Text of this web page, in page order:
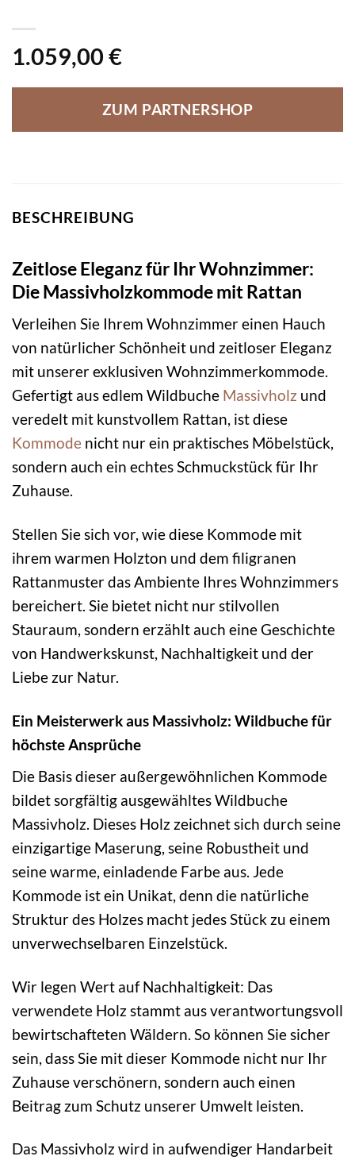
1.059,00 €
ZUM PARTNERSHOP
BESCHREIBUNG
Zeitlose Eleganz für Ihr Wohnzimmer:
Die Massivholzkommode mit Rattan
Verleihen Sie Ihrem Wohnzimmer einen Hauch
von natürlicher Schönheit und zeitloser Eleganz
mit unserer exklusiven Wohnzimmerkommode.
Gefertigt aus edlem Wildbuche Massivholz und
veredelt mit kunstvollem Rattan, ist diese
Kommode nicht nur ein praktisches Möbelstück,
sondern auch ein echtes Schmuckstück für Ihr
Zuhause.
Stellen Sie sich vor, wie diese Kommode mit
ihrem warmen Holzton und dem filigranen
Rattanmuster das Ambiente Ihres Wohnzimmers
bereichert. Sie bietet nicht nur stilvollen
Stauraum, sondern erzählt auch eine Geschichte
von Handwerkskunst, Nachhaltigkeit und der
Liebe zur Natur.
Ein Meisterwerk aus Massivholz: Wildbuche für
höchste Ansprüche
Die Basis dieser außergewöhnlichen Kommode
bildet sorgfältig ausgewähltes Wildbuche
Massivholz. Dieses Holz zeichnet sich durch seine
einzigartige Maserung, seine Robustheit und
seine warme, einladende Farbe aus. Jede
Kommode ist ein Unikat, denn die natürliche
Struktur des Holzes macht jedes Stück zu einem
unverwechselbaren Einzelstück.
Wir legen Wert auf Nachhaltigkeit: Das
verwendete Holz stammt aus verantwortungsvoll
bewirtschafteten Wäldern. So können Sie sicher
sein, dass Sie mit dieser Kommode nicht nur Ihr
Zuhause verschönern, sondern auch einen
Beitrag zum Schutz unserer Umwelt leisten.
Das Massivholz wird in aufwendiger Handarbeit